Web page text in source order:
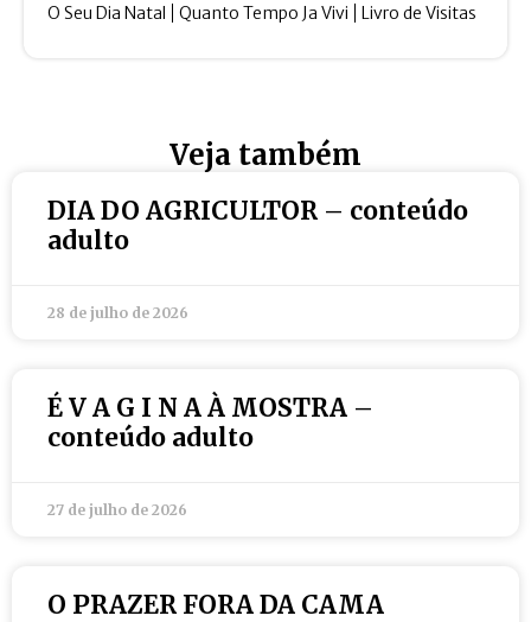
O Seu Dia Natal Quanto Tempo Ja Vivi Livro de Visitas
Veja também
DIA DO AGRICULTOR – conteúdo
adulto
28 de julho de 2026
É V A G I N A À MOSTRA –
conteúdo adulto
27 de julho de 2026
O PRAZER FORA DA CAMA